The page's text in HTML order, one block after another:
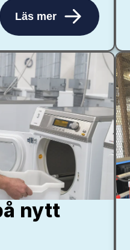
Läs mer
nytt